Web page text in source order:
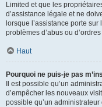
Limited et que les
d’assistance légale et ne
lorsque l’assistance porte
problèmes d’abus ou
Haut
Pourquoi ne puis-je pas
Il est possible qu’un
d’empêcher les nouveaux
possible qu’un